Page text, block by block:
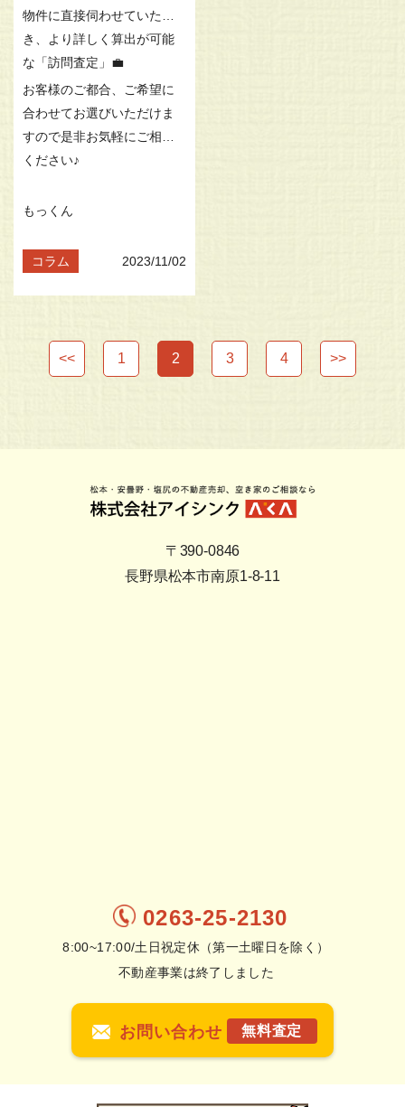
物件に直接伺わせていただ
き、より詳しく算出が可能
な「訪問査定」💼
お客様のご都合、ご希望に
合わせてお選びいただけま
すので是非お気軽にご相談
ください♪
もっくん
コラム 2023/11/02
<< 1 2 3 4 >>
〒390-0846
長野県松本市南原1-8-11
0263-25-2130
8:00~17:00/土日祝定休（第一土曜日を除く）
不動産事業は終了しました
お問い合わせ 無料査定